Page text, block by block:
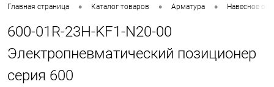
Главная страница • Каталог товаров • Арматура • Навесное
600-01R-23H-KF1-N20-00
Электропневматический позиционер
серия 600